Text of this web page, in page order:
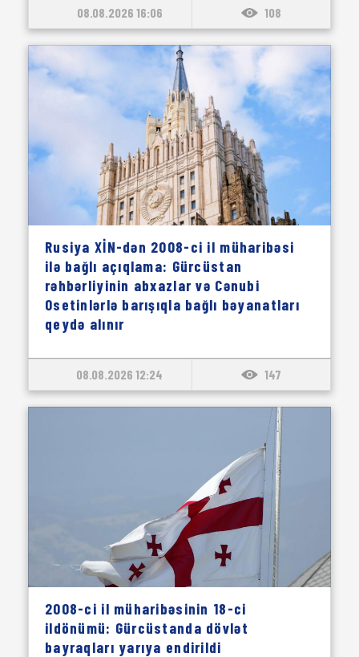
08.08.2026 16:06 108
Rusiya XİN-dən 2008-ci il müharibəsi
ilə bağlı açıqlama: Gürcüstan
rəhbərliyinin abxazlar və Cənubi
Osetinlərlə barışıqla bağlı bəyanatları
qeydə alınır
08.08.2026 12:24 147
2008-ci il müharibəsinin 18-ci
ildönümü: Gürcüstanda dövlət
bayraqları yarıya endirildi